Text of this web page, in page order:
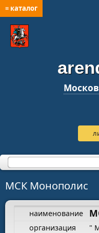
≡ каталог
МСК Монополис
наименование
организация
"